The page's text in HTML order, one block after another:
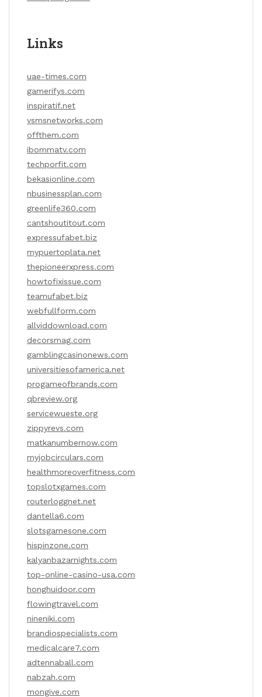
Links
uae-times.com
gamerifys.com
inspiratif.net
vsmsnetworks.com
offthem.com
ibommatv.com
techporfit.com
bekasionline.com
nbusinessplan.com
greenlife360.com
cantshoutitout.com
expressufabet.biz
mypuertoplata.net
thepioneerxpress.com
howtofixissue.com
teamufabet.biz
webfullform.com
allviddownload.com
decorsmag.com
gamblingcasinonews.com
universitiesofamerica.net
progameofbrands.com
qbreview.org
servicewueste.org
zippyrevs.com
matkanumbernow.com
myjobcirculars.com
healthmoreoverfitness.com
topslotxgames.com
routerloggnet.net
dantella6.com
slotsgamesone.com
hispinzone.com
kalyanbazarnights.com
top-online-casino-usa.com
honghuidoor.com
flowingtravel.com
nineniki.com
brandiospecialists.com
medicalcare7.com
adtennaball.com
nabzah.com
mongive.com